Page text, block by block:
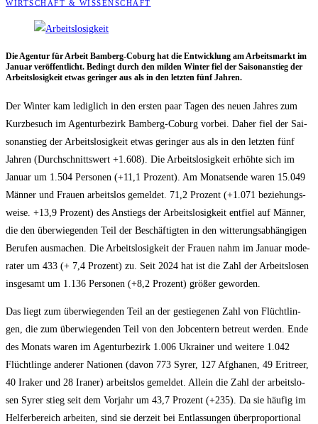
WIRTSCHAFT & WISSENSCHAFT
Die Agen­tur für Arbeit Bam­berg-Coburg hat die Ent­wick­lung am Arbeits­markt im
Janu­ar ver­öf­fent­licht. Bedingt durch den mil­den Win­ter fiel der Sai­son­an­stieg der
Arbeits­lo­sig­keit etwas gerin­ger aus als in den letz­ten fünf Jahren.
Der Win­ter kam ledig­lich in den ers­ten paar Tagen des neu­en Jah­res zum
Kurz­be­such im Agen­tur­be­zirk Bam­berg-Coburg vor­bei. Daher fiel der Sai­
son­an­stieg der Arbeits­lo­sig­keit etwas gerin­ger aus als in den letz­ten fünf
Jah­ren (Durch­schnitts­wert +1.608). Die Arbeits­lo­sig­keit erhöh­te sich im
Janu­ar um 1.504 Per­so­nen (+11,1 Pro­zent). Am Monats­en­de waren 15.049
Män­ner und Frau­en arbeits­los gemel­det. 71,2 Pro­zent (+1.071 bezie­hungs­
wei­se. +13,9 Pro­zent) des Anstiegs der Arbeits­lo­sig­keit ent­fiel auf Män­ner,
die den über­wie­gen­den Teil der Beschäf­tig­ten in den wit­te­rungs­ab­hän­gi­gen
Beru­fen aus­ma­chen. Die Arbeits­lo­sig­keit der Frau­en nahm im Janu­ar mode­
ra­ter um 433 (+ 7,4 Pro­zent) zu. Seit 2024 hat ist die Zahl der Arbeits­lo­sen
ins­ge­samt um 1.136 Per­so­nen (+8,2 Pro­zent) grö­ßer geworden.
Das liegt zum über­wie­gen­den Teil an der gestie­ge­nen Zahl von Flücht­lin­
gen, die zum über­wie­gen­den Teil von den Job­cen­tern betreut wer­den. Ende
des Monats waren im Agen­tur­be­zirk 1.006 Ukrai­ner und wei­te­re 1.042
Flücht­lin­ge ande­rer Natio­nen (davon 773 Syrer, 127 Afgha­nen, 49 Eri­tre­er,
40 Ira­ker und 28 Ira­ner) arbeits­los gemel­det. Allein die Zahl der arbeits­lo­
sen Syrer stieg seit dem Vor­jahr um 43,7 Pro­zent (+235). Da sie häu­fig im
Hel­fer­be­reich arbei­ten, sind sie der­zeit bei Ent­las­sun­gen über­pro­por­tio­nal